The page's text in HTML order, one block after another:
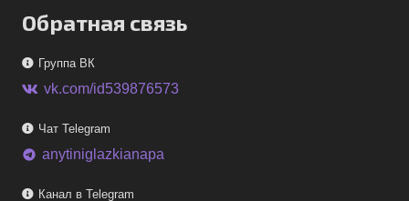
Обратная связь
Группа ВК
vk.com/id539876573
Чат Telegram
telegram anytiniglazkianapa
Канал в Telegram